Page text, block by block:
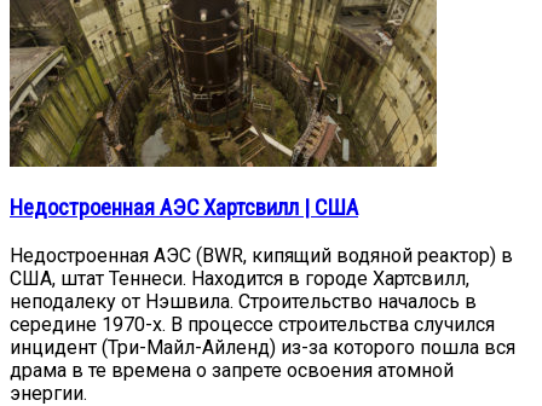
Недостроенная АЭС Хартсвилл | США
Недостроенная АЭС (BWR, кипящий водяной реактор) в
США, штат Теннеси. Находится в городе Хартсвилл,
неподалеку от Нэшвила. Строительство началось в
середине 1970-х. В процессе строительства случился
инцидент (Три-Майл-Айленд) из-за которого пошла вся
драма в те времена о запрете освоения атомной
энергии.